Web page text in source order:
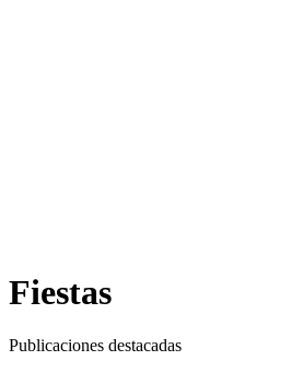
Fiestas
Publicaciones destacadas